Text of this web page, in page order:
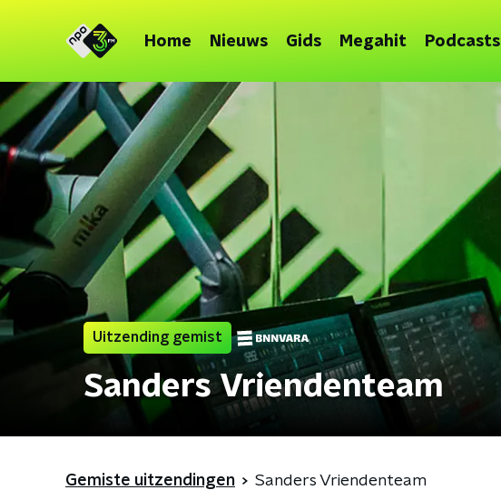
Home Nieuws Gids Megahit Podcasts
Uitzending gemist
Sanders Vriendenteam
Gemiste uitzendingen Sanders Vriendenteam